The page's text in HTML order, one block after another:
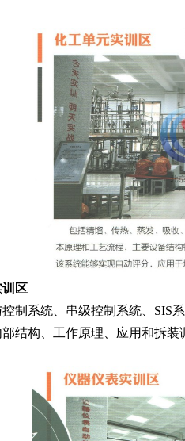
区
制系统、串级控制系统、SIS
结构、工作原理、应用和拆装